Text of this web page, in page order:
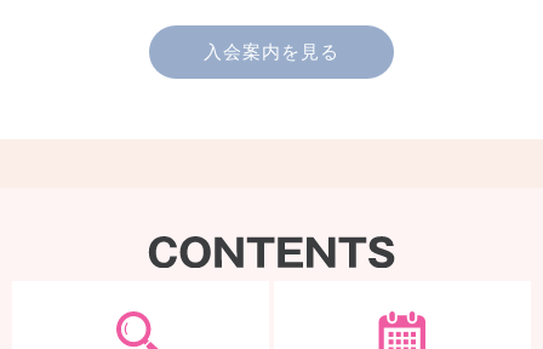
入会案内を見る